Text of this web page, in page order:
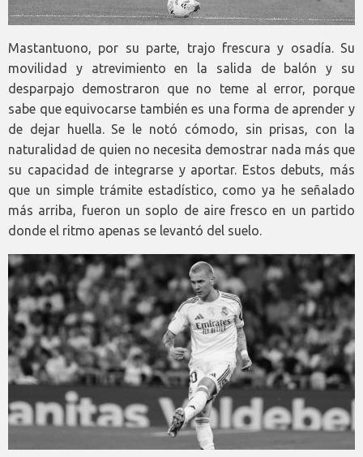
Mastantuono, por su parte, trajo frescura y osadía. Su
movilidad y atrevimiento en la salida de balón y su
desparpajo demostraron que no teme al error, porque
sabe que equivocarse también es una forma de aprender y
de dejar huella. Se le notó cómodo, sin prisas, con la
naturalidad de quien no necesita demostrar nada más que
su capacidad de integrarse y aportar. Estos debuts, más
que un simple trámite estadístico, como ya he señalado
más arriba, fueron un soplo de aire fresco en un partido
donde el ritmo apenas se levantó del suelo.